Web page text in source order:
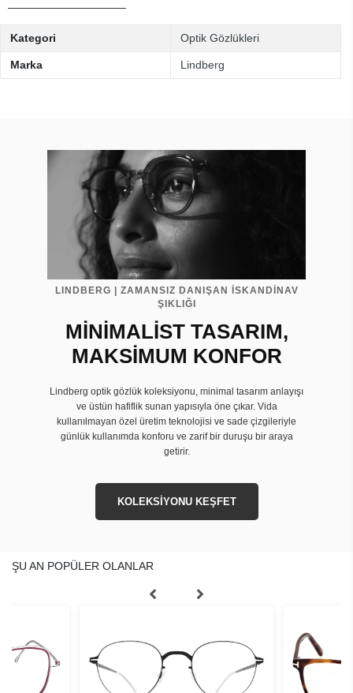
Kategori Optik Gözlükleri
Marka Lindberg
LINDBERG | ZAMANSIZ DANIŞAN İSKANDİNAV
ŞIKLIĞI
MİNİMALİST TASARIM,
MAKSİMUM KONFOR
Lindberg optik gözlük koleksiyonu, minimal tasarım anlayışı
ve üstün hafiflik sunan yapısıyla öne çıkar. Vida
kullanılmayan özel üretim teknolojisi ve sade çizgileriyle
günlük kullanımda konforu ve zarif bir duruşu bir araya
getirir.
KOLEKSİYONU KEŞFET
ŞU AN POPÜLER OLANLAR